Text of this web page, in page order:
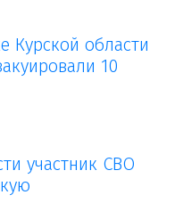
Курской области
10
участник СВО